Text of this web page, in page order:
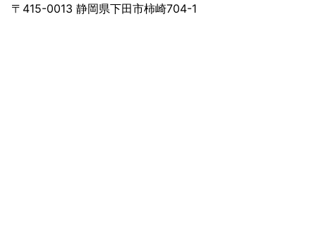
〒415-0013 静岡県下田市柿崎704-1